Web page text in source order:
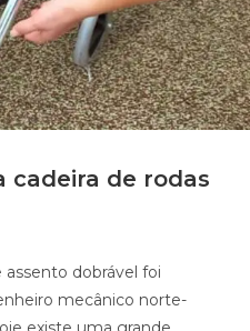
cadeira de rodas
assento dobrável foi
mecânico norte-